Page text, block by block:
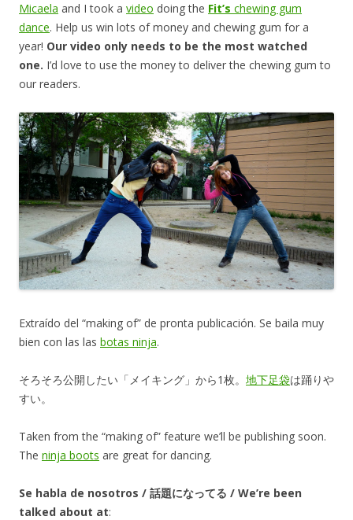
Micaela and I took a video doing the Fit’s chewing gum
dance. Help us win lots of money and chewing gum for a
year! Our video only needs to be the most watched
one. I’d love to use the money to deliver the chewing gum to
our readers.
Extraído del “making of” de pronta publicación. Se baila muy
bien con las las botas ninja.
そろそろ公開したい「メイキング」から1枚。 地下足袋は踊りや
すい。
Taken from the “making of” feature we’ll be publishing soon.
The ninja boots are great for dancing.
Se habla de nosotros / 話題になってる / We’re been
talked about at: